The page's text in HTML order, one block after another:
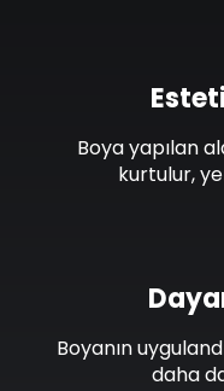
Boyanın
daha
Boya yapılan
kurtulur,